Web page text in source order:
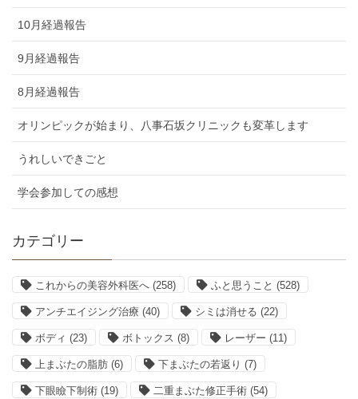
10月経過報告
9月経過報告
8月経過報告
オリンピックが始まり、八事石坂クリニックも変革します
うれしいできごと
学会参加しての感想
カテゴリー
これからの美容外科医へ (258) ふと思うこと (528)
アンチエイジング治療 (40) シミは消せる (22)
ボディ (23) ボトックス (8) レーザー (11)
上まぶたの脂肪 (6) 下まぶたの若返り (7)
下眼瞼下制術 (19) 二重まぶた修正手術 (54)